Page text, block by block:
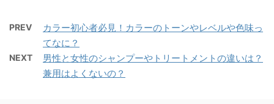
PREV
カラー初心者必見！カラーのトーンやレベルや色味っ
てなに？
NEXT
男性と女性のシャンプーやトリートメントの違いは？
兼用はよくないの？